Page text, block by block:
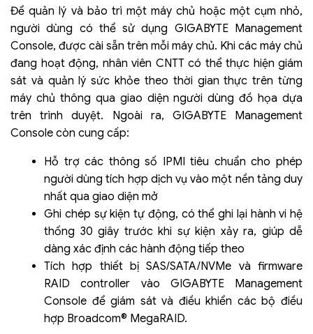
Để quản lý và bảo trì một máy chủ hoặc một cụm nhỏ,
người dùng có thể sử dụng GIGABYTE Management
Console, được cài sẵn trên mỗi máy chủ. Khi các máy chủ
đang hoạt động, nhân viên CNTT có thể thực hiện giám
sát và quản lý sức khỏe theo thời gian thực trên từng
máy chủ thông qua giao diện người dùng đồ họa dựa
trên trình duyệt. Ngoài ra, GIGABYTE Management
Console còn cung cấp:
Hỗ trợ các thông số IPMI tiêu chuẩn cho phép
người dùng tích hợp dịch vụ vào một nền tảng duy
nhất qua giao diện mở
Ghi chép sự kiện tự động, có thể ghi lại hành vi hệ
thống 30 giây trước khi sự kiện xảy ra, giúp dễ
dàng xác định các hành động tiếp theo
Tích hợp thiết bị SAS/SATA/NVMe và firmware
RAID controller vào GIGABYTE Management
Console để giám sát và điều khiển các bộ điều
hợp Broadcom® MegaRAID.